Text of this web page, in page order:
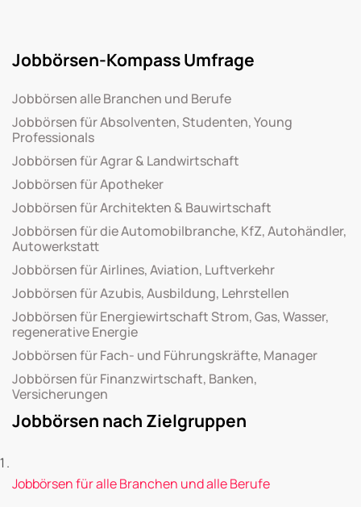
Jobbörsen-Kompass Umfrage
Jobbörsen alle Branchen und Berufe
Jobbörsen für Absolventen, Studenten, Young
Professionals
Jobbörsen für Agrar & Landwirtschaft
Jobbörsen für Apotheker
Jobbörsen für Architekten & Bauwirtschaft
Jobbörsen für die Automobilbranche, KfZ, Autohändler,
Autowerkstatt
Jobbörsen für Airlines, Aviation, Luftverkehr
Jobbörsen für Azubis, Ausbildung, Lehrstellen
Jobbörsen für Energiewirtschaft Strom, Gas, Wasser,
regenerative Energie
Jobbörsen für Fach- und Führungskräfte, Manager
Jobbörsen für Finanzwirtschaft, Banken,
Versicherungen
Jobbörsen nach Zielgruppen
Jobbörsen für alle Branchen und alle Berufe